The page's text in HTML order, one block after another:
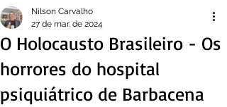
O Holocausto Brasileiro - Os
horrores do hospital
psiquiátrico de Barbacena
Nilson Carvalho
27 de mar. de 2024